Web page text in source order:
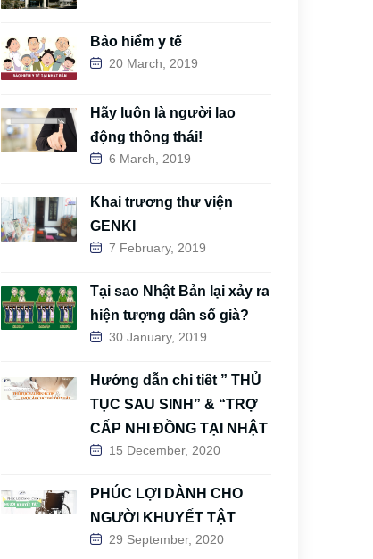
Bảo hiểm y tế
20 March, 2019
Hãy luôn là người lao
động thông thái!
6 March, 2019
Khai trương thư viện
GENKI
7 February, 2019
Tại sao Nhật Bản lại xảy ra
hiện tượng dân số già?
30 January, 2019
Hướng dẫn chi tiết ” THỦ
TỤC SAU SINH” & “TRỢ
CẤP NHI ĐỒNG TẠI NHẬT
15 December, 2020
PHÚC LỢI DÀNH CHO
NGƯỜI KHUYẾT TẬT
29 September, 2020